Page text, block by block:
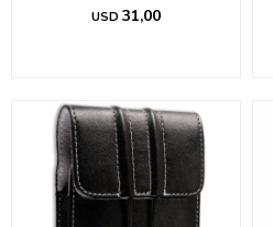
USD 31,00